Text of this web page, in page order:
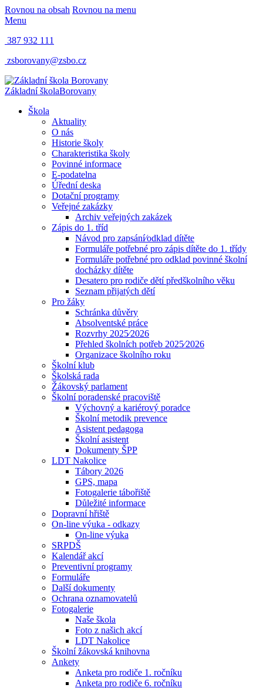
Rovnou na obsah Rovnou na menu
Menu
387 932 111
zsborovany@zsbo.cz
Základní školaBorovany
Škola
Aktuality
O nás
Historie školy
Charakteristika školy
Povinné informace
E-podatelna
Úřední deska
Dotační programy
Veřejné zakázky
Archiv veřejných zakázek
Zápis do 1. tříd
Návod pro zapsání⁄odklad dítěte
Formuláře potřebné pro zápis dítěte do 1. třídy
Formuláře potřebné pro odklad povinné školní
docházky dítěte
Desatero pro rodiče dětí předškolního věku
Seznam přijatých dětí
Pro žáky
Schránka důvěry
Absolventské práce
Rozvrhy 2025⁄2026
Přehled školních potřeb 2025⁄2026
Organizace školního roku
Školní klub
Školská rada
Žákovský parlament
Školní poradenské pracoviště
Výchovný a kariérový poradce
Školní metodik prevence
Asistent pedagoga
Školní asistent
Dokumenty ŠPP
LDT Nakolice
Tábory 2026
GPS, mapa
Fotogalerie tábořiště
Důležité informace
Dopravní hřiště
On-line výuka - odkazy
On-line výuka
SRPDŠ
Kalendář akcí
Preventivní programy
Formuláře
Další dokumenty
Ochrana oznamovatelů
Fotogalerie
Naše škola
Foto z našich akcí
LDT Nakolice
Školní žákovská knihovna
Ankety
Anketa pro rodiče 1. ročníku
Anketa pro rodiče 6. ročníku